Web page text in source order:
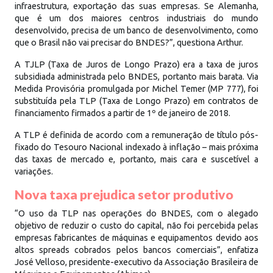
infraestrutura, exportação das suas empresas. Se Alemanha,
que é um dos maiores centros industriais do mundo
desenvolvido, precisa de um banco de desenvolvimento, como
que o Brasil não vai precisar do BNDES?”, questiona Arthur.
A TJLP (Taxa de Juros de Longo Prazo) era a taxa de juros
subsidiada administrada pelo BNDES, portanto mais barata. Via
Medida Provisória promulgada por Michel Temer (MP 777), foi
substituída pela TLP (Taxa de Longo Prazo) em contratos de
financiamento firmados a partir de 1º de janeiro de 2018.
A TLP é definida de acordo com a remuneração de título pós-
fixado do Tesouro Nacional indexado à inflação – mais próxima
das taxas de mercado e, portanto, mais cara e suscetível a
variações.
Nova taxa prejudica setor produtivo
“O uso da TLP nas operações do BNDES, com o alegado
objetivo de reduzir o custo do capital, não foi percebida pelas
empresas fabricantes de máquinas e equipamentos devido aos
altos spreads cobrados pelos bancos comerciais”, enfatiza
José Velloso, presidente-executivo da Associação Brasileira de